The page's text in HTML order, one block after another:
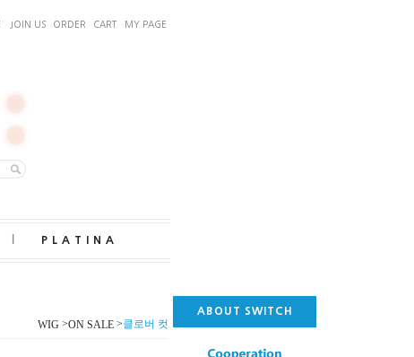
JOIN US ORDER CART MY PAGE
PLATINA
WIG >ON SALE >클로버 컷
ABOUT SWITCH